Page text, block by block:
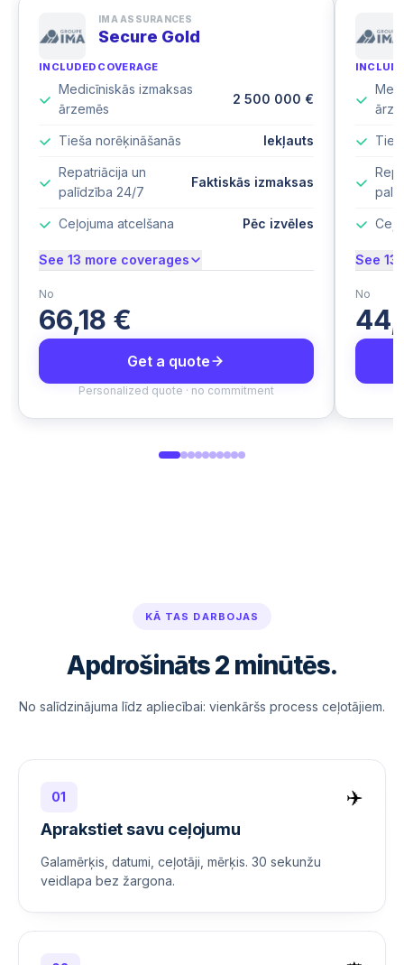
IMA ASSURANCES
Secure Gold
INCLUDED COVERAGE
Medicīniskās izmaksas
ārzemēs
2 500 000 €
Tieša norēķināšanās Iekļauts
Repatriācija un
palīdzība 24/7
Faktiskās izmaksas
Ceļojuma atcelšana Pēc izvēles
See 13 more coverages
No
66,18 €
Get a quote
Personalized quote · no commitment
See 13
No
KĀ TAS DARBOJAS
Apdrošināts 2 minūtēs.
No salīdzinājuma līdz apliecībai: vienkāršs process ceļotājiem.
01 ✈️
Aprakstiet savu ceļojumu
Galamērķis, datumi, ceļotāji, mērķis. 30 sekunžu
veidlapa bez žargona.